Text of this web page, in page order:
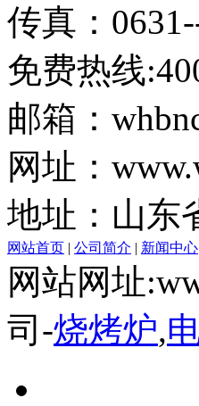
传真：
免费热线
邮箱：
网址：
地址：山东
网站首页 | 公司简介 | 新闻中心
网站网址
司-烧烤炉,